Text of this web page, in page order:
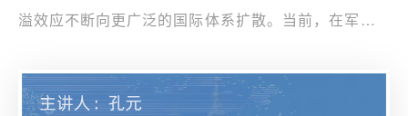
溢效应不断向更广泛的国际体系扩散。当前，在军事对
向终局的信号，相关各方的政策抉择与博弈逻辑逐步进入
关键“赛点”阶段。